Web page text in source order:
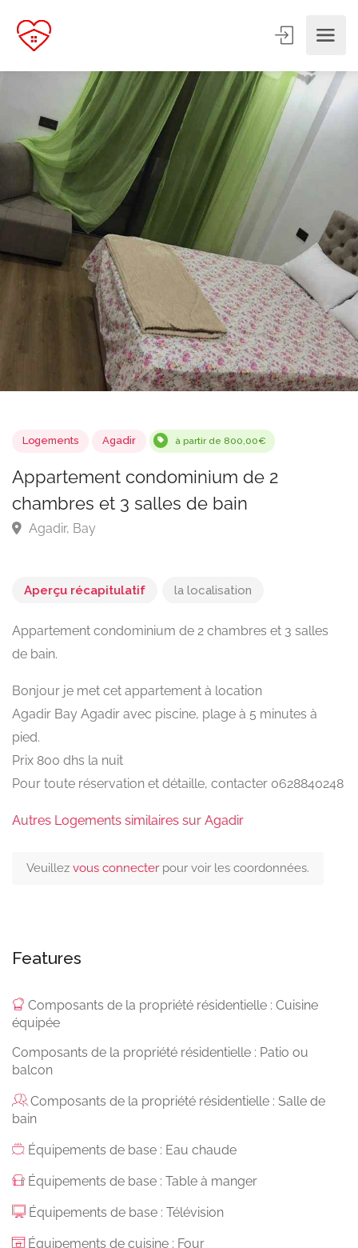
Logements Agadir à partir de 800,00€
Appartement condominium de 2
Aperçu récapitulatif la localisation
Appartement condominium de 2 chambres et 3 salles
de bain.
Bonjour je met cet appartement à location
Agadir Bay Agadir avec piscine, plage à 5 minutes à
pied.
Prix 800 dhs la nuit
Pour toute réservation et détaille, contacter 0628840248
Autres Logements similaires sur Agadir
Veuillez vous connecter pour voir les coordonnées.
Features
Composants de la propriété résidentielle : Cuisine
équipée
Composants de la propriété résidentielle : Patio ou
balcon
Composants de la propriété résidentielle : Salle de
bain
Équipements de base : Eau chaude
Équipements de base : Table à manger
Équipements de base : Télévision
Équipements de cuisine : Four